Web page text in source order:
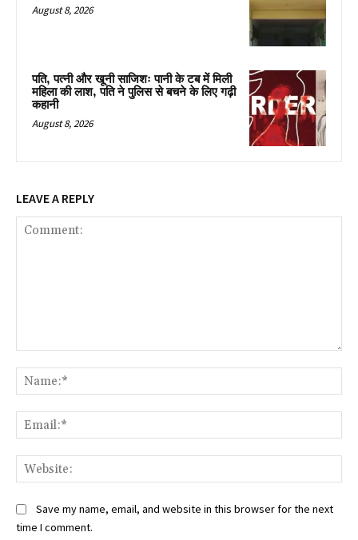
August 8, 2026
पति, पत्नी और खूनी साजिशः पानी के टब में मिली
महिला की लाश, पति ने पुलिस से बचने के लिए गढ़ी
कहानी
August 8, 2026
LEAVE A REPLY
Save my name, email, and website in this browser for the next
time I comment.